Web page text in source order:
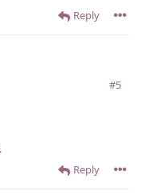
Reply
#5
Reply
.